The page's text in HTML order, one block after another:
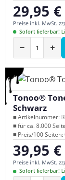
Regulärer
29,95 €
Preise inkl. MwSt.
Sofort lieferbar!
− +
Tonoo®
Schwarz
■ Artikelnummer:
■ für ca. 8.000
■ Preis/100 Seiten:
Regulärer
39,95 €
Preise inkl. MwSt.
Sofort lieferbar!